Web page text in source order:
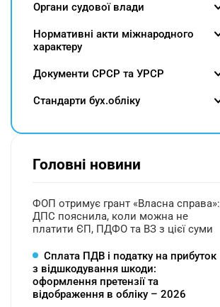
Органи судової влади
Нормативні акти міжнародного
характеру
Документи СРСР та УРСР
Cтандарти бух.обліку
Головні новини
ФОП отримує грант «Власна справа»:
ДПС пояснила, коли можна не
платити ЄП, ПДФО та ВЗ з цієї суми
Сплата ПДВ і податку на прибуток
з відшкодування шкоди:
оформлення претензії та
відображення в обліку – 2026